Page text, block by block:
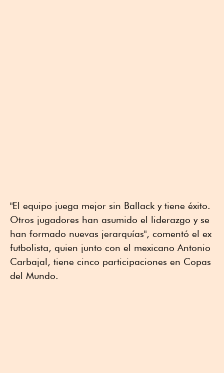
"El equipo juega mejor sin Ballack y tiene éxito.
Otros jugadores han asumido el liderazgo y se
han formado nuevas jerarquías", comentó el ex
futbolista, quien junto con el mexicano Antonio
Carbajal, tiene cinco participaciones en Copas
del Mundo.